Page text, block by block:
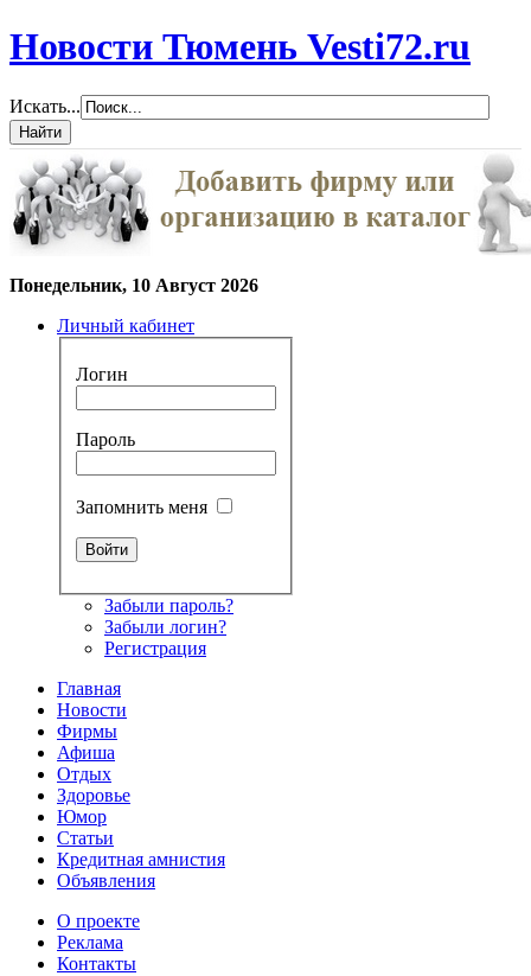
Новости Тюмень Vesti72.ru
Искать...
Понедельник, 10 Август 2026
Личный кабинет
Логин
Пароль
Запомнить меня
Забыли пароль?
Забыли логин?
Регистрация
Главная
Новости
Фирмы
Афиша
Отдых
Здоровье
Юмор
Статьи
Кредитная амнистия
Объявления
О проекте
Реклама
Контакты